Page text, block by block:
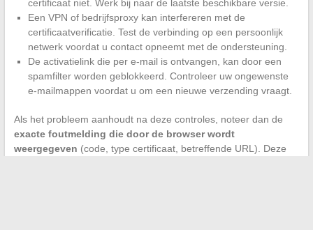
certificaat niet. Werk bij naar de laatste beschikbare versie.
Een VPN of bedrijfsproxy kan interfereren met de
certificaatverificatie. Test de verbinding op een persoonlijk
netwerk voordat u contact opneemt met de ondersteuning.
De activatielink die per e-mail is ontvangen, kan door een
spamfilter worden geblokkeerd. Controleer uw ongewenste
e-mailmappen voordat u om een nieuwe verzending vraagt.
Als het probleem aanhoudt na deze controles, noteer dan de
exacte foutmelding die door de browser wordt
weergegeven (code, type certificaat, betreffende URL). Deze